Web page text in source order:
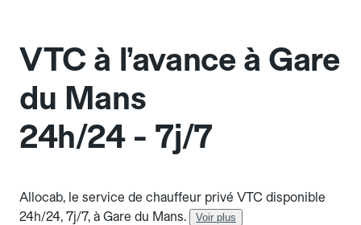
VTC à l’avance à Gare
du Mans
24h/24 - 7j/7
Allocab, le service de chauffeur privé VTC disponible
24h/24, 7j/7, à Gare du Mans.
Voir plus